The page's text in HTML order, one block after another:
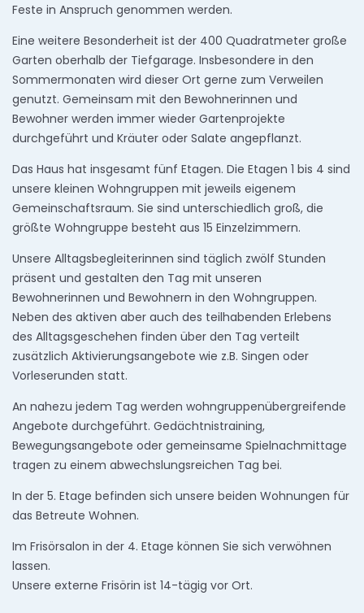
Feste in Anspruch genommen werden.
Eine weitere Besonderheit ist der 400 Quadratmeter große
Garten oberhalb der Tiefgarage. Insbesondere in den
Sommermonaten wird dieser Ort gerne zum Verweilen
genutzt. Gemeinsam mit den Bewohnerinnen und
Bewohner werden immer wieder Gartenprojekte
durchgeführt und Kräuter oder Salate angepflanzt.
Das Haus hat insgesamt fünf Etagen. Die Etagen 1 bis 4 sind
unsere kleinen Wohngruppen mit jeweils eigenem
Gemeinschaftsraum. Sie sind unterschiedlich groß, die
größte Wohngruppe besteht aus 15 Einzelzimmern.
Unsere Alltagsbegleiterinnen sind täglich zwölf Stunden
präsent und gestalten den Tag mit unseren
Bewohnerinnen und Bewohnern in den Wohngruppen.
Neben des aktiven aber auch des teilhabenden Erlebens
des Alltagsgeschehen finden über den Tag verteilt
zusätzlich Aktivierungsangebote wie z.B. Singen oder
Vorleserunden statt.
An nahezu jedem Tag werden wohngruppenübergreifende
Angebote durchgeführt. Gedächtnistraining,
Bewegungsangebote oder gemeinsame Spielnachmittage
tragen zu einem abwechslungsreichen Tag bei.
In der 5. Etage befinden sich unsere beiden Wohnungen für
das Betreute Wohnen.
Im Frisörsalon in der 4. Etage können Sie sich verwöhnen
lassen.
Unsere externe Frisörin ist 14-tägig vor Ort.